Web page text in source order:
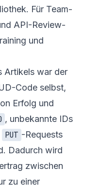
. Für Team-
API-Review-
und
Artikels war der
Code selbst,
Erfolg und
, unbekannte IDs
PUT -Requests
Dadurch wird
zwischen
zu einer